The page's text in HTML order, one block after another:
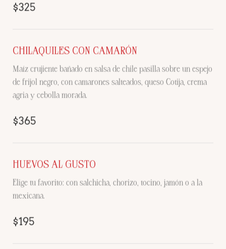
$325
CHILAQUILES CON CAMARÓN
Maíz crujiente bañado en salsa de chile pasilla sobre un espejo
de frijol negro, con camarones salteados, queso Cotija, crema
agria y cebolla morada.
$365
HUEVOS AL GUSTO
Elige tu favorito: con salchicha, chorizo, tocino, jamón o a la
mexicana.
$195